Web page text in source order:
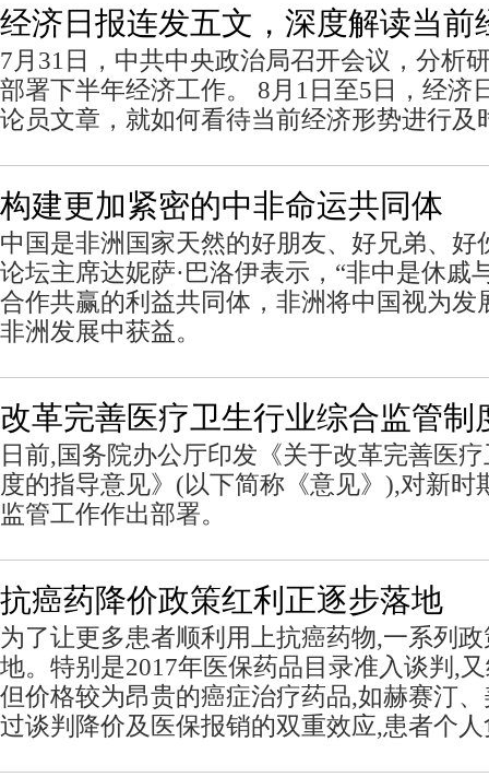
经济日报连发五文，深度解读当前
7月31日，中共中央政治局召开会议，分析
部署下半年经济工作。 8月1日至5日，经济
论员文章，就如何看待当前经济形势进行及
构建更加紧密的中非命运共同体
中国是非洲国家天然的好朋友、好兄弟、好
论坛主席达妮萨·巴洛伊表示，“非中是休戚
合作共赢的利益共同体，非洲将中国视为发
非洲发展中获益。
改革完善医疗卫生行业综合监管制
日前,国务院办公厅印发《关于改革完善医
度的指导意见》(以下简称《意见》),对新时
监管工作作出部署。
抗癌药降价政策红利正逐步落地
为了让更多患者顺利用上抗癌药物,一系列
地。特别是2017年医保药品目录准入谈判,
但价格较为昂贵的癌症治疗药品,如赫赛汀
过谈判降价及医保报销的双重效应,患者个